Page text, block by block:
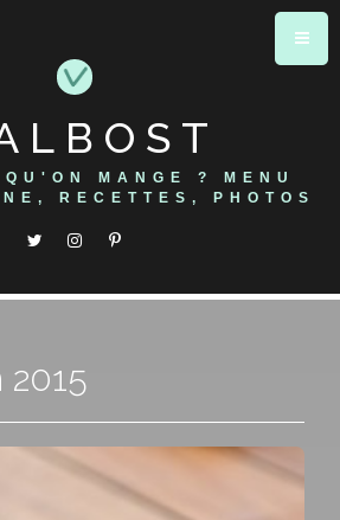
MANGE ? MENU
RECETTES, PHOTOS
2015